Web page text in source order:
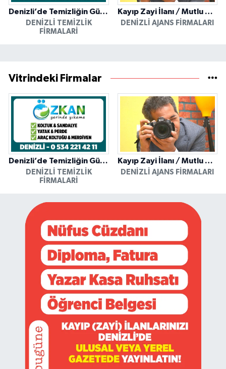
Denizli’de Temizliğin Güvenilir Adresi: Özkan Yerinde Yıkama
DENIZLI TEMIZLIK
FIRMALARI
Kayıp Zayi İlanı / Mutlu Ajans / Denizli
DENIZLI AJANS FIRMALARI
Vitrindeki Firmalar
Denizli’de Temizliğin Güvenilir Adresi: Özkan Yerinde Yıkama
DENIZLI TEMIZLIK
FIRMALARI
Kayıp Zayi İlanı / Mutlu Ajans / Denizli
DENIZLI AJANS FIRMALARI